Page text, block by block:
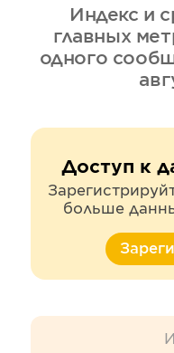
Индекс и
главных
одного
Доступ к
больше